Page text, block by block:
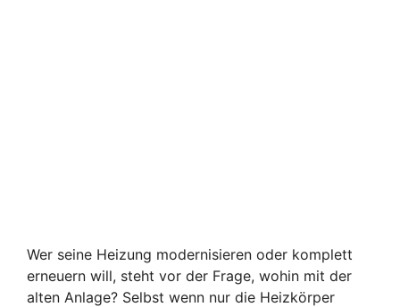
Wer seine Heizung modernisieren oder komplett
erneuern will, steht vor der Frage, wohin mit der
alten Anlage? Selbst wenn nur die Heizkörper